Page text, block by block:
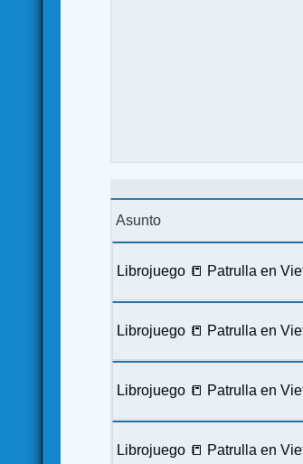
Asunto
Librojuego 📒 Patrulla en
Librojuego 📒 Patrulla en
Librojuego 📒 Patrulla en
Librojuego 📒 Patrulla en